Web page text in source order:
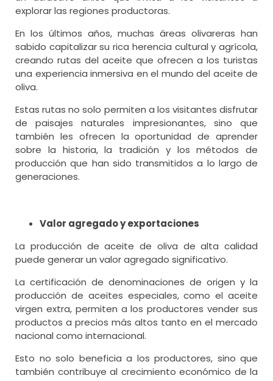
explorar las regiones productoras.
En los últimos años, muchas áreas olivareras han
sabido capitalizar su rica herencia cultural y agrícola,
creando rutas del aceite que ofrecen a los turistas
una experiencia inmersiva en el mundo del aceite de
oliva.
Estas rutas no solo permiten a los visitantes disfrutar
de paisajes naturales impresionantes, sino que
también les ofrecen la oportunidad de aprender
sobre la historia, la tradición y los métodos de
producción que han sido transmitidos a lo largo de
generaciones.
Valor agregado y exportaciones
La producción de aceite de oliva de alta calidad
puede generar un valor agregado significativo.
La certificación de denominaciones de origen y la
producción de aceites especiales, como el aceite
virgen extra, permiten a los productores vender sus
productos a precios más altos tanto en el mercado
nacional como internacional.
Esto no solo beneficia a los productores, sino que
también contribuye al crecimiento económico de la